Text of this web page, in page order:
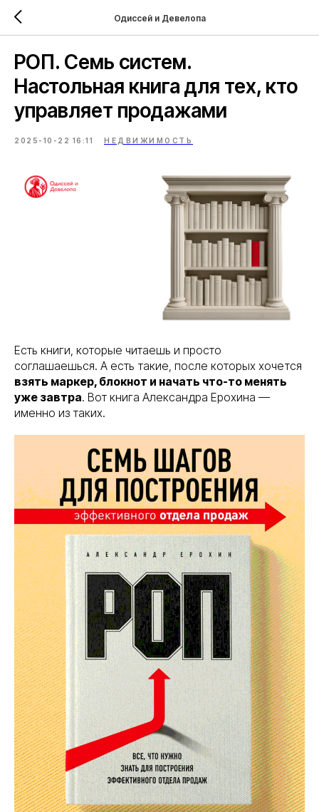
Одиссей и Девелопа
РОП. Семь систем.
Настольная книга для тех, кто
управляет продажами
2025-10-22 16:11 НЕДВИЖИМОСТЬ
Есть книги, которые читаешь и просто
соглашаешься. А есть такие, после которых хочется
взять маркер, блокнот и начать что-то менять
уже завтра. Вот книга Александра Ерохина —
именно из таких.